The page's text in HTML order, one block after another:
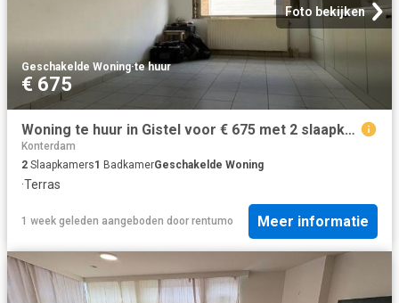
Foto bekijken
Geschakelde Woning·te huur
€ 675
Woning te huur in Gistel voor € 675 met 2 slaapkamers
Konterdam
2 Slaapkamers1 BadkamerGeschakelde Woning
·Terras
1 week geleden aangeboden door rentumo Meer informatie